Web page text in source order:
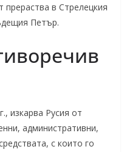
в Стрелецкия
Петър.
изкарва Русия от
административни,
с които го